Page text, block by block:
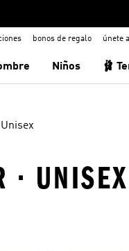
bonos de regalo únete
Niños 🩰
Unisex
· UNISEX